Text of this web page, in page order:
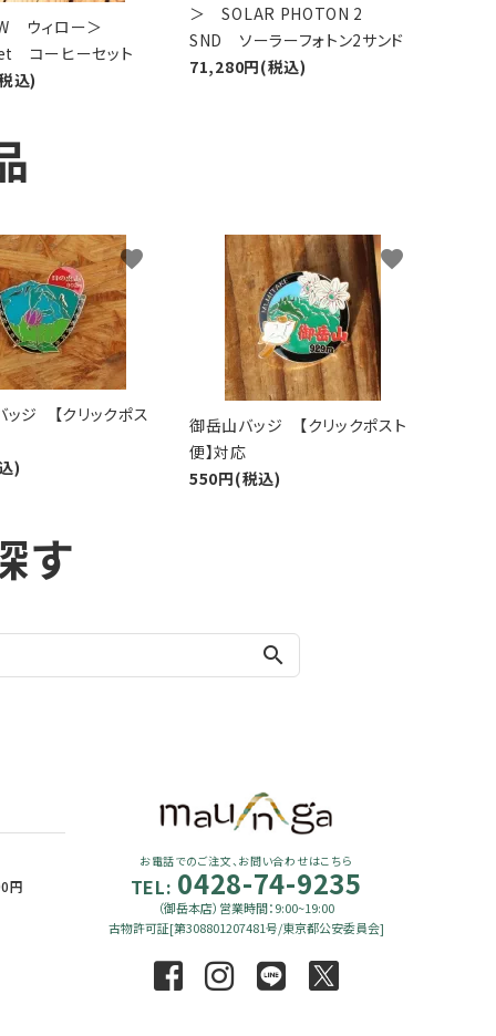
ウィロー＞
コーヒーセット
込)
＞ SOLAR PHOTON 2
SND ソーラーフォトン2サンド
71,280円(税込)
ッジ 【クリックポス
)
favorite
御岳山バッジ 【クリックポスト
便】対応
550円(税込)
favorite
す
search
円
お電話でのご注文、お問い合わせはこちら
TEL: 0428-74-9235
（御岳本店）営業時間：9:00~19:00
古物許可証[第308801207481号/東京都公安委員会]